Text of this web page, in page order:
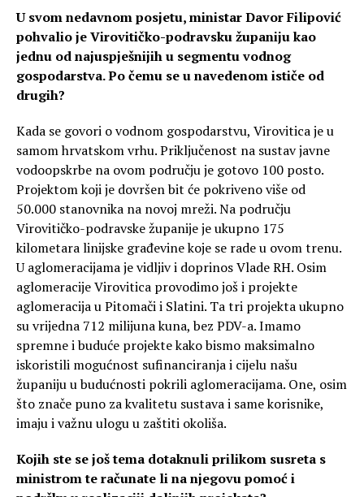
U svom nedavnom posjetu, ministar Davor Filipović
pohvalio je Virovitičko-podravsku županiju kao
jednu od najuspješnijih u segmentu vodnog
gospodarstva. Po čemu se u navedenom ističe od
drugih?
Kada se govori o vodnom gospodarstvu, Virovitica je u
samom hrvatskom vrhu. Priključenost na sustav javne
vodoopskrbe na ovom području je gotovo 100 posto.
Projektom koji je dovršen bit će pokriveno više od
50.000 stanovnika na novoj mreži. Na području
Virovitičko-podravske županije je ukupno 175
kilometara linijske građevine koje se rade u ovom trenu.
U aglomeracijama je vidljiv i doprinos Vlade RH. Osim
aglomeracije Virovitica provodimo još i projekte
aglomeracija u Pitomači i Slatini. Ta tri projekta ukupno
su vrijedna 712 milijuna kuna, bez PDV-a. Imamo
spremne i buduće projekte kako bismo maksimalno
iskoristili mogućnost sufinanciranja i cijelu našu
županiju u budućnosti pokrili aglomeracijama. One, osim
što znače puno za kvalitetu sustava i same korisnike,
imaju i važnu ulogu u zaštiti okoliša.
Kojih ste se još tema dotaknuli prilikom susreta s
ministrom te računate li na njegovu pomoć i